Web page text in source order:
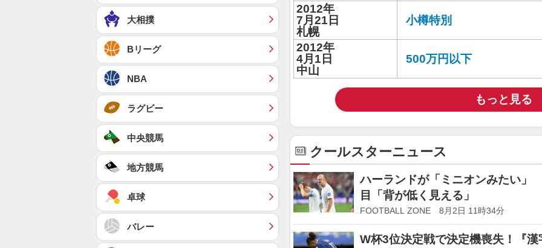
2012年
7月21日
札幌
小樽特別
2012年
4月1日
中山
500万円以下
もっと見る
クールスターニュース
ハーランドが「ミニオンみたい
目「背が低く見える」
FOOTBALL ZONE 8月2日 11時34分
W杯3位決定戦で決定機喪失！『
大相撲
Bリーグ
NBA
ラグビー
中央競馬
地方競馬
卓球
バレー